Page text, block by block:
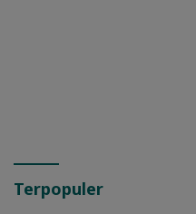
Terpopuler